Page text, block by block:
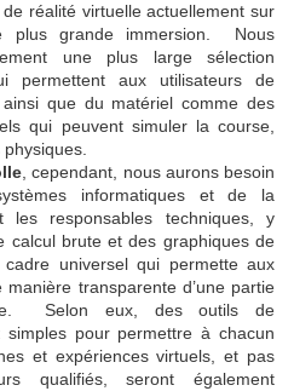
réalité virtuelle actuellement sur
plus grande immersion. Nous
une plus large sélection
permettent aux utilisateurs de
que du matériel comme des
qui peuvent simuler la course,
, cependant, nous aurons besoin
informatiques et de la
les responsables techniques, y
calcul brute et des graphiques de
cadre universel qui permette aux
transparente d’une partie
Selon eux, des outils de
simples pour permettre à chacun
et expériences virtuels, et pas
qualifiés, seront également